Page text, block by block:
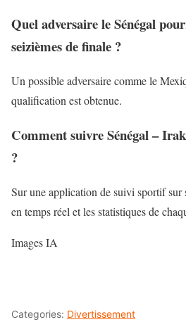
Quel adversaire le Sénégal
seizièmes de finale ?
Un possible adversaire comme le
qualification est obtenue.
Comment suivre Sénégal –
?
Sur une application de suivi sportif sur
en temps réel et les statistiques de
Images IA
Categories: Divertissement